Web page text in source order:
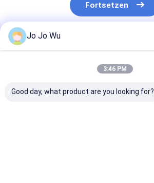
Fortsetzen
Empfohlene Produkte
Jo Jo Wu
3:46 PM
Good day, what product are you looking for?